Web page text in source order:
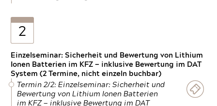
2
Einzelseminar: Sicherheit und Bewertung von Lithium
Ionen Batterien im KFZ — inklusive Bewertung im DAT
System (2 Termine, nicht einzeln buchbar)
Termin 2/2: Einzelseminar: Sicherheit und
Bewertung von Lithium Ionen Batterien
im KFZ — inklusive Bewertung im DAT